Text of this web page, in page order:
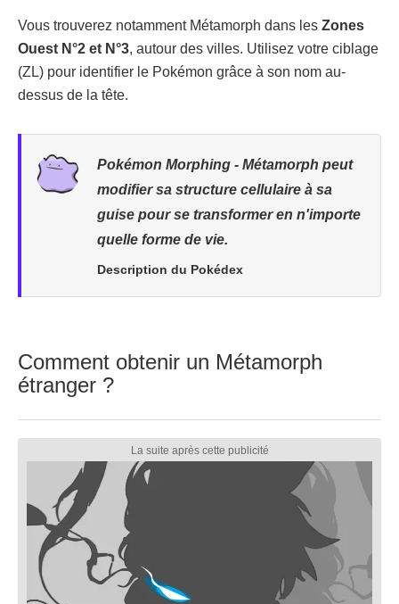
Vous trouverez notamment Métamorph dans les Zones
Ouest N°2 et N°3, autour des villes. Utilisez votre ciblage
(ZL) pour identifier le Pokémon grâce à son nom au-
dessus de la tête.
Pokémon Morphing - Métamorph peut
modifier sa structure cellulaire à sa
guise pour se transformer en n'importe
quelle forme de vie.
Description du Pokédex
Comment obtenir un Métamorph
étranger ?